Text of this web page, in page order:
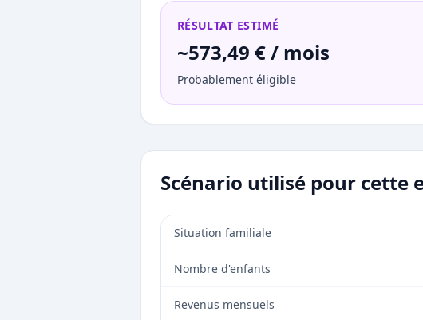
RÉSULTAT ESTIMÉ
~573,49 € / mois
Probablement éligible
Scénario utilisé pour cette
Situation familiale
Nombre d'enfants
Revenus mensuels